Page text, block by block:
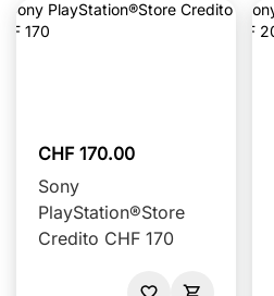
CHF 170.00
Sony
PlayStation®Store
Credito CHF 170